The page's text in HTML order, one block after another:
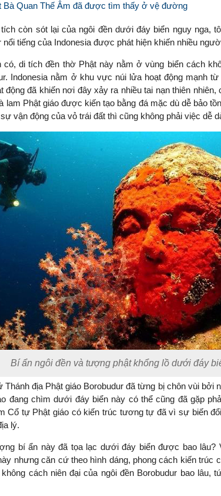
Bà Quan Thế Âm đã được tìm thấy ở vệ đường
còn sót lại của ngôi đền dưới đáy biển nguy nga,
nổi tiếng của Indonesia được phát hiện khiến nhiều
có, di tích đền thờ Phật này nằm ở vùng biển cách
Indonesia nằm ở khu vực núi lửa hoạt động mạnh
động đã khiến nơi đây xảy ra nhiều tai nạn thiên nhiên,
lam Phật giáo được kiến tạo bằng đá mặc dù dễ bảo
vận động của vỏ trái đất thì cũng không phải việc dễ
Bí ẩn ngôi đền và tượng phật khổng lồ dưới đáy
Thánh địa Phật giáo Borobudur đã từng bị chôn vùi bởi
đang chìm dưới đáy biển này có thể cũng đã gặp
Cổ tự Phật giáo có kiến trúc tương tự đã vì sự biến
lý.
bí ẩn này đã tọa lạc dưới đáy biển được bao lâu?
nhưng căn cứ theo hình dáng, phong cách kiến trúc
cách niên đại của ngôi đền Borobudur bao lâu,